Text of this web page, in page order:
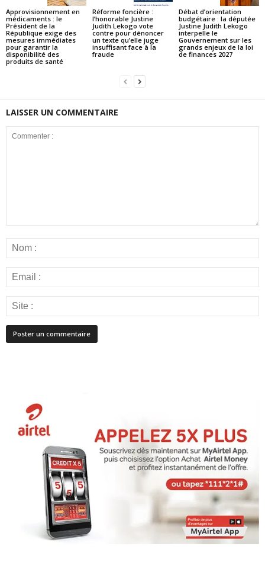
Approvisionnement en
médicaments : le
Président de la
République exige des
mesures immédiates
pour garantir la
disponibilité des
produits de santé
Réforme foncière :
l’honorable Justine
Judith Lekogo vote
contre pour dénoncer
un texte qu’elle juge
insuffisant face à la
fraude
Débat d’orientation
budgétaire : la députée
Justine Judith Lekogo
interpelle le
Gouvernement sur les
grands enjeux de la loi
de finances 2027
LAISSER UN COMMENTAIRE